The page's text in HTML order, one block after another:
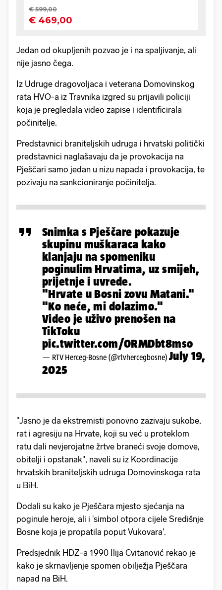
Jedan od okupljenih pozvao je i na spaljivanje, ali
nije jasno čega.
Iz Udruge dragovoljaca i veterana Domovinskog
rata HVO-a iz Travnika izgred su prijavili policiji
koja je pregledala video zapise i identificirala
počinitelje.
Predstavnici braniteljskih udruga i hrvatski politički
predstavnici naglašavaju da je provokacija na
Pješčari samo jedan u nizu napada i provokacija, te
pozivaju na sankcioniranje počinitelja.
Snimka s Pješčare pokazuje
skupinu muškaraca kako
klanjaju na spomeniku
poginulim Hrvatima, uz smijeh,
prijetnje i uvrede.
"Hrvate u Bosni zovu Matani."
"Ko neće, mi dolazimo."
Video je uživo prenošen na
TikToku
pic.twitter.com/0RMDbt8mso
— RTV Herceg-Bosne (@rtvhercegbosne) July 19,
2025
"Jasno je da ekstremisti ponovno zazivaju sukobe,
rat i agresiju na Hrvate, koji su već u proteklom
ratu dali nevjerojatne žrtve braneći svoje domove,
obitelji i opstanak", naveli su iz Koordinacije
hrvatskih braniteljskih udruga Domovinskoga rata
u BiH.
Dodali su kako je Pješčara mjesto sjećanja na
poginule heroje, ali i 'simbol otpora cijele Središnje
Bosne koja je propatila poput Vukovara'.
Predsjednik HDZ-a 1990 Ilija Cvitanović rekao je
kako je skrnavljenje spomen obilježja Pješčara
napad na BiH.